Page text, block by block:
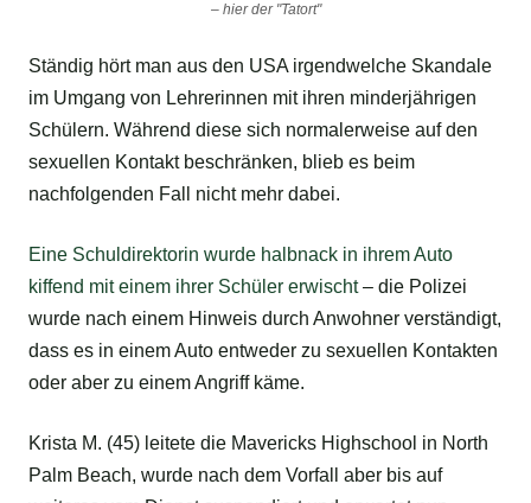
– hier der "Tatort"
Ständig hört man aus den USA irgendwelche Skandale
im Umgang von Lehrerinnen mit ihren minderjährigen
Schülern. Während diese sich normalerweise auf den
sexuellen Kontakt beschränken, blieb es beim
nachfolgenden Fall nicht mehr dabei.
Eine Schuldirektorin wurde halbnack in ihrem Auto
kiffend mit einem ihrer Schüler erwischt– die Polizei
wurde nach einem Hinweis durch Anwohner verständigt,
dass es in einem Auto entweder zu sexuellen Kontakten
oder aber zu einem Angriff käme.
Krista M. (45) leitete die Mavericks Highschool in North
Palm Beach, wurde nach dem Vorfall aber bis auf